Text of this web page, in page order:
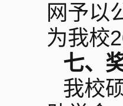
网予以
为我校
七、
我校